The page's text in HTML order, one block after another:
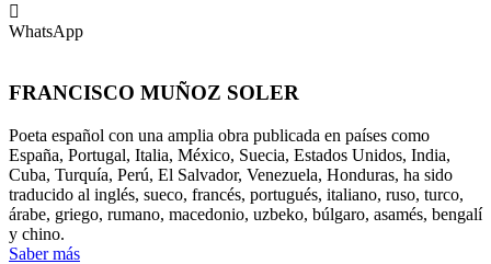
WhatsApp
FRANCISCO MUÑOZ SOLER
Poeta español con una amplia obra publicada en países como
España, Portugal, Italia, México, Suecia, Estados Unidos, India,
Cuba, Turquía, Perú, El Salvador, Venezuela, Honduras, ha sido
traducido al inglés, sueco, francés, portugués, italiano, ruso, turco,
árabe, griego, rumano, macedonio, uzbeko, búlgaro, asamés, bengalí
y chino.
Saber más